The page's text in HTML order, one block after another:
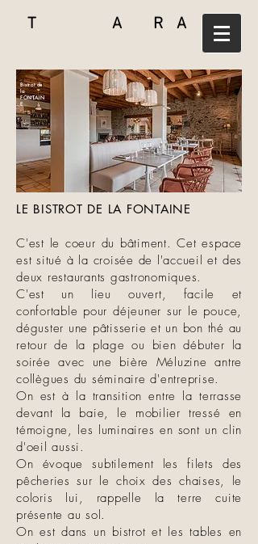
T A R A
Bistrot de
la
FONTAIN
E
Pornic 44
LE BISTROT DE LA FONTAINE
C'est le coeur du bâtiment. Cet espace
est situé à la croisée de l'accueil et des
deux restaurants gastronomiques.
C'est un lieu ouvert, facile et
confortable pour déjeuner sur le pouce,
déguster une pâtisserie et un bon thé au
retour de la plage ou bien débuter la
soirée avec une bière Méluzine antre
collègues du séminaire d'entreprise.
On est à la transition entre la terrasse
devant la baie, le mobilier tressé en
témoigne, les luminaires en sont un clin
d'oeil aussi.
On évoque subtilement les filets des
pêcheries sur le choix des chaises, le
coloris lui, rappelle la terre cuite
présente au sol.
On est dans un bistrot et les tables en